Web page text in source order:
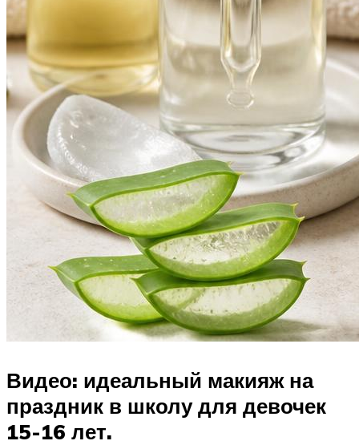
Видео: идеальный макияж на
праздник в школу для девочек
15-16 лет.